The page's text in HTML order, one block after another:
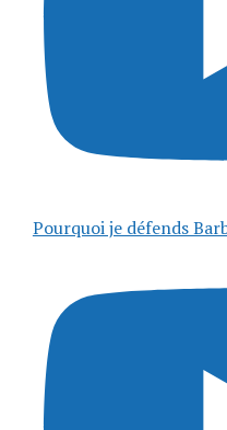
Pourquoi je défends